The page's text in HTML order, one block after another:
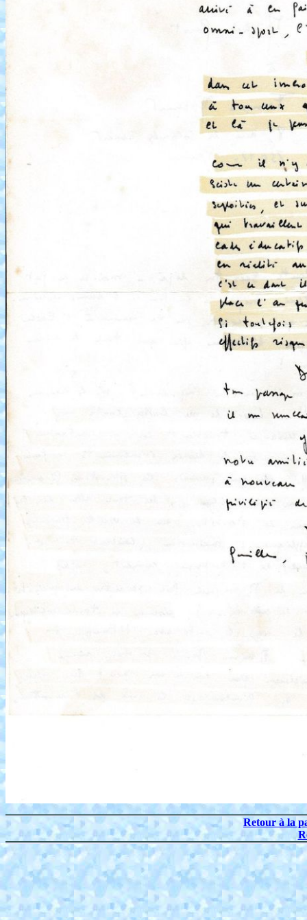
Retour à la